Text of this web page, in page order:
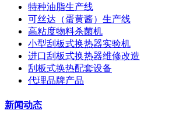
特种油脂生产线
可丝达（蛋黄酱）生产线
高粘度物料杀菌机
小型刮板式换热器实验机
进口刮板式换热器维修改造
刮板式换热配套设备
代理品牌产品
新闻动态